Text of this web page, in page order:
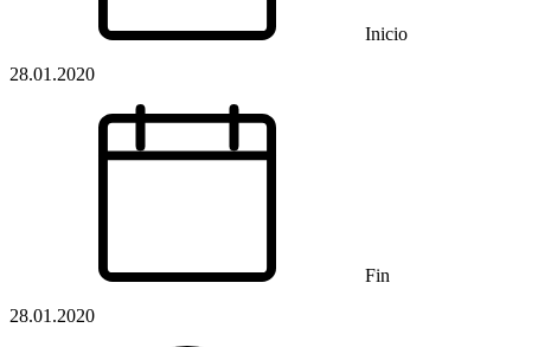
Inicio
28.01.2020
Fin
28.01.2020